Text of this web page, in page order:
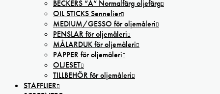
BECKERS ”A” Normalfärg oljefärg
OIL STICKS Sennelier
MEDIUM/GESSO för oljemåleri
PENSLAR för oljemåleri
MÅLARDUK för oljemåleri
PAPPER för oljemåleri
OLJESET
TILLBEHÖR för oljemåleri
STAFFLIER